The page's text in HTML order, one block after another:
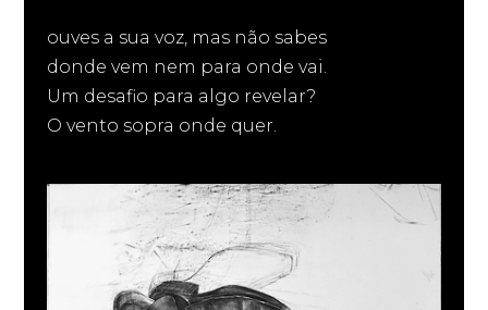
ouves a sua voz, mas não sabes
donde vem nem para onde vai.
Um desafio para algo revelar?
O vento sopra onde quer.